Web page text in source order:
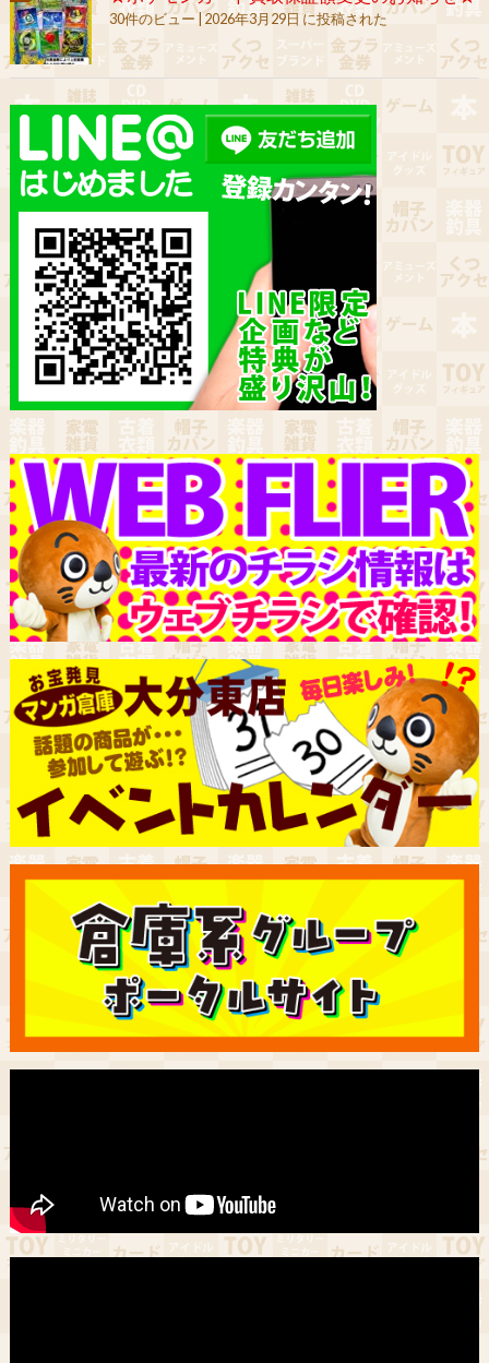
30件のビュー|2026年3月29日 に投稿された